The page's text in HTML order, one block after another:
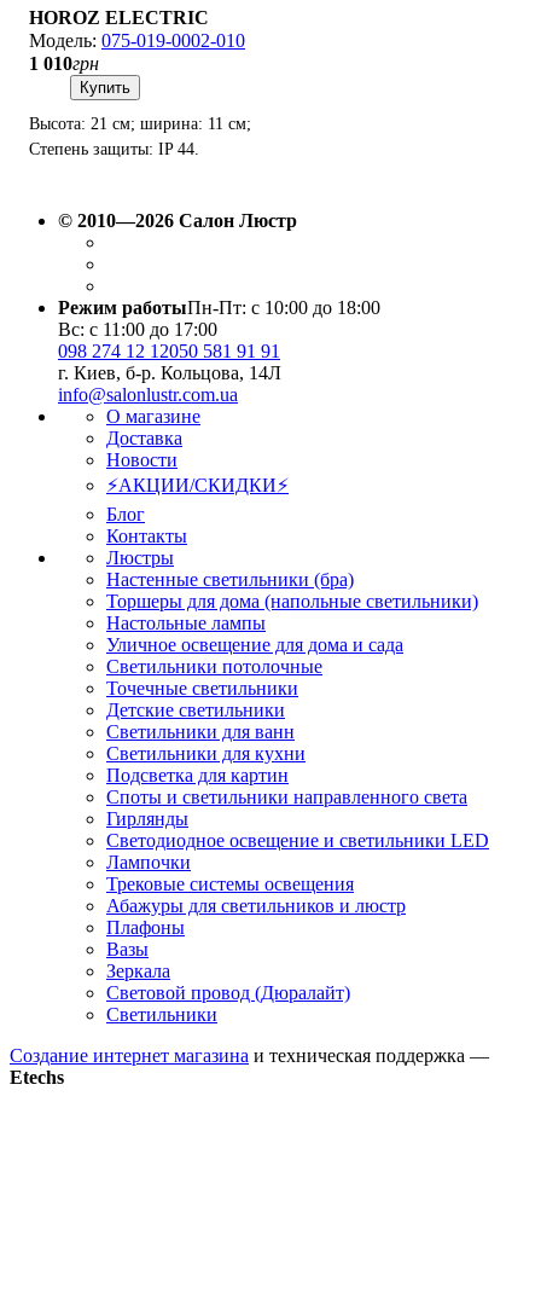
HOROZ ELECTRIC
075-019-0002-010
1 010грн
Купить
Высота: 21 см; ширина: 11 см;
Степень защиты: IP 44.
© 2010—2026 Салон Люстр
Режим работыПн-Пт: с 10:00 до 18:00
Вс: с 11:00 до 17:00
098 274 12 12050 581 91 91
г. Киев, б-р. Кольцова, 14Л
info@salonlustr.com.ua
О магазине
Доставка
Новости
⚡АКЦИИ/СКИДКИ⚡
Блог
Контакты
Люстры
Настенные светильники (бра)
Торшеры для дома (напольные светильники)
Настольные лампы
Уличное освещение для дома и сада
Светильники потолочные
Точечные светильники
Детские светильники
Светильники для ванн
Светильники для кухни
Подсветка для картин
Споты и светильники направленного света
Гирлянды
Светодиодное освещение и светильники LED
Лампочки
Трековые системы освещения
Абажуры для светильников и люстр
Плафоны
Вазы
Зеркала
Световой провод (Дюралайт)
Светильники
Создание интернет магазина и техническая поддержка —
Etechs